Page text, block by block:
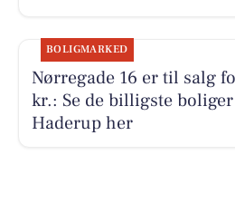
BOLIGMARKED
Nørregade 16 er til salg
kr.: Se de billigste
Haderup her